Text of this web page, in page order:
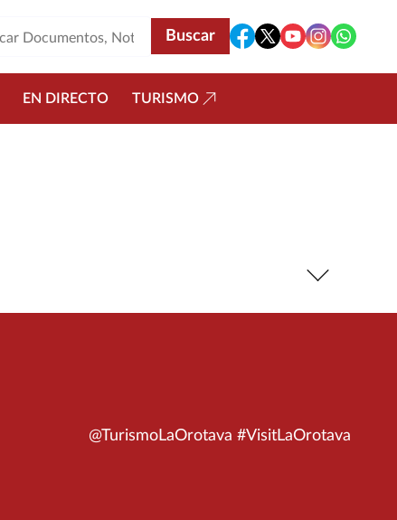
EN DIRECTO TURISMO
@TurismoLaOrotava #VisitLaOrotava